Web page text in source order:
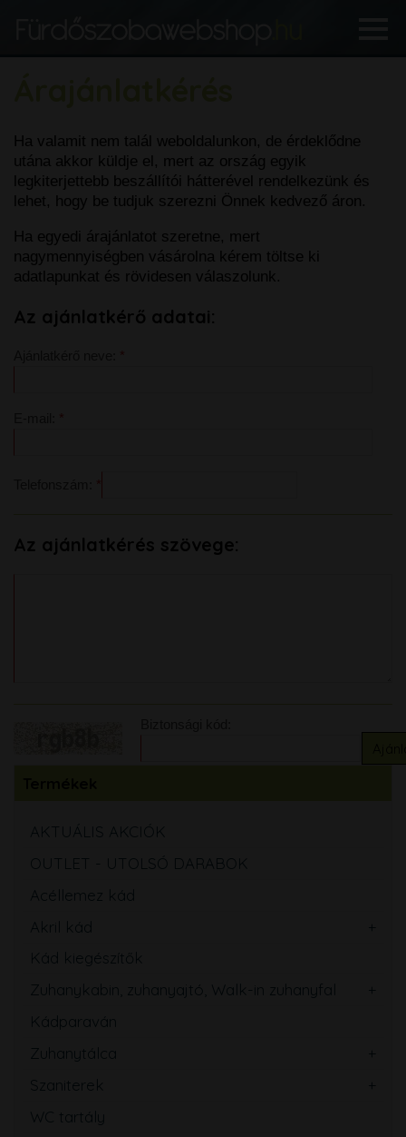
Ha valamit nem talál weboldalunkon, de érdeklődne
utána akkor küldje el, mert az ország egyik
legkiterjettebb beszállítói hátterével rendelkezünk és
lehet, hogy be tudjuk szerezni Önnek kedvező áron.
Ha egyedi árajánlatot szeretne, mert
nagymennyiségben vásárolna kérem töltse ki
adatlapunkat és rövidesen válaszolunk.
Az ajánlatkérő adatai:
Az ajánlatkérés szövege:
AKTUÁLIS AKCIÓK
OUTLET - UTOLSÓ DARABOK
Acéllemez kád
Akril kád
Kád kiegészítők
Zuhanykabin, zuhanyajtó, Walk-in zuhanyfal
Kádparaván
Zuhanytálca
Szaniterek
WC tartály